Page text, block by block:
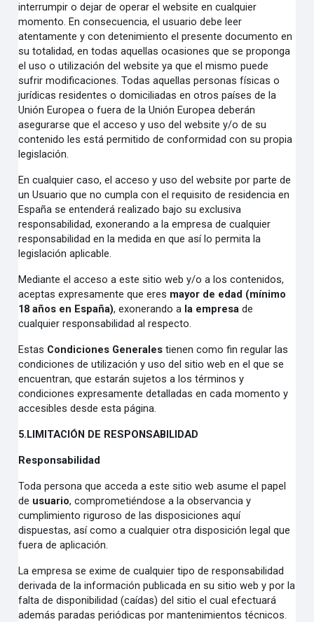
interrumpir o dejar de operar el website en cualquier
momento. En consecuencia, el usuario debe leer
atentamente y con detenimiento el presente documento en
su totalidad, en todas aquellas ocasiones que se proponga
el uso o utilización del website ya que el mismo puede
sufrir modificaciones. Todas aquellas personas físicas o
jurídicas residentes o domiciliadas en otros países de la
Unión Europea o fuera de la Unión Europea deberán
asegurarse que el acceso y uso del website y/o de su
contenido les está permitido de conformidad con su propia
legislación.
En cualquier caso, el acceso y uso del website por parte de
un Usuario que no cumpla con el requisito de residencia en
España se entenderá realizado bajo su exclusiva
responsabilidad, exonerando a la empresa de cualquier
responsabilidad en la medida en que así lo permita la
legislación aplicable.
Mediante el acceso a este sitio web y/o a los contenidos,
aceptas expresamente que eres mayor de edad (mínimo
18 años en España), exonerando a la empresade
cualquier responsabilidad al respecto.
Estas Condiciones Generalestienen como fin regular las
condiciones de utilización y uso del sitio web en el que se
encuentran, que estarán sujetos a los términos y
condiciones expresamente detalladas en cada momento y
accesibles desde esta página.
5.LIMITACIÓN DE RESPONSABILIDAD
Responsabilidad
Toda persona que acceda a este sitio web asume el papel
de usuario, comprometiéndose a la observancia y
cumplimiento riguroso de las disposiciones aquí
dispuestas, así como a cualquier otra disposición legal que
fuera de aplicación.
La empresa se exime de cualquier tipo de responsabilidad
derivada de la información publicada en su sitio web y por la
falta de disponibilidad (caídas) del sitio el cual efectuará
además paradas periódicas por mantenimientos técnicos.